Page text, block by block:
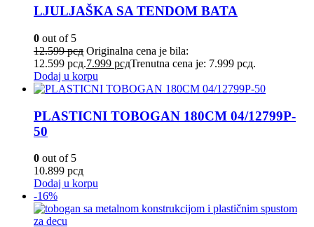
LJULJAŠKA SA TENDOM BATA
0 out of 5
12.599рсд Originalna cena je bila:
12.599 рсд.7.999 рсдTrenutna cena je: 7.999 рсд.
Dodaj u korpu
PLASTICNI TOBOGAN 180CM 04/12799P-
50
0 out of 5
10.899 рсд
Dodaj u korpu
-16%